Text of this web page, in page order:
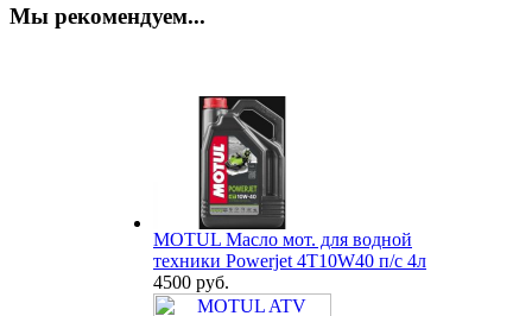
Мы рекомендуем...
MOTUL Масло мот. для водной
техники Powerjet 4T10W40 п/с 4л
4500 руб.